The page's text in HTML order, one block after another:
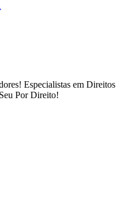
Especialistas em Direitos
Por Direito!